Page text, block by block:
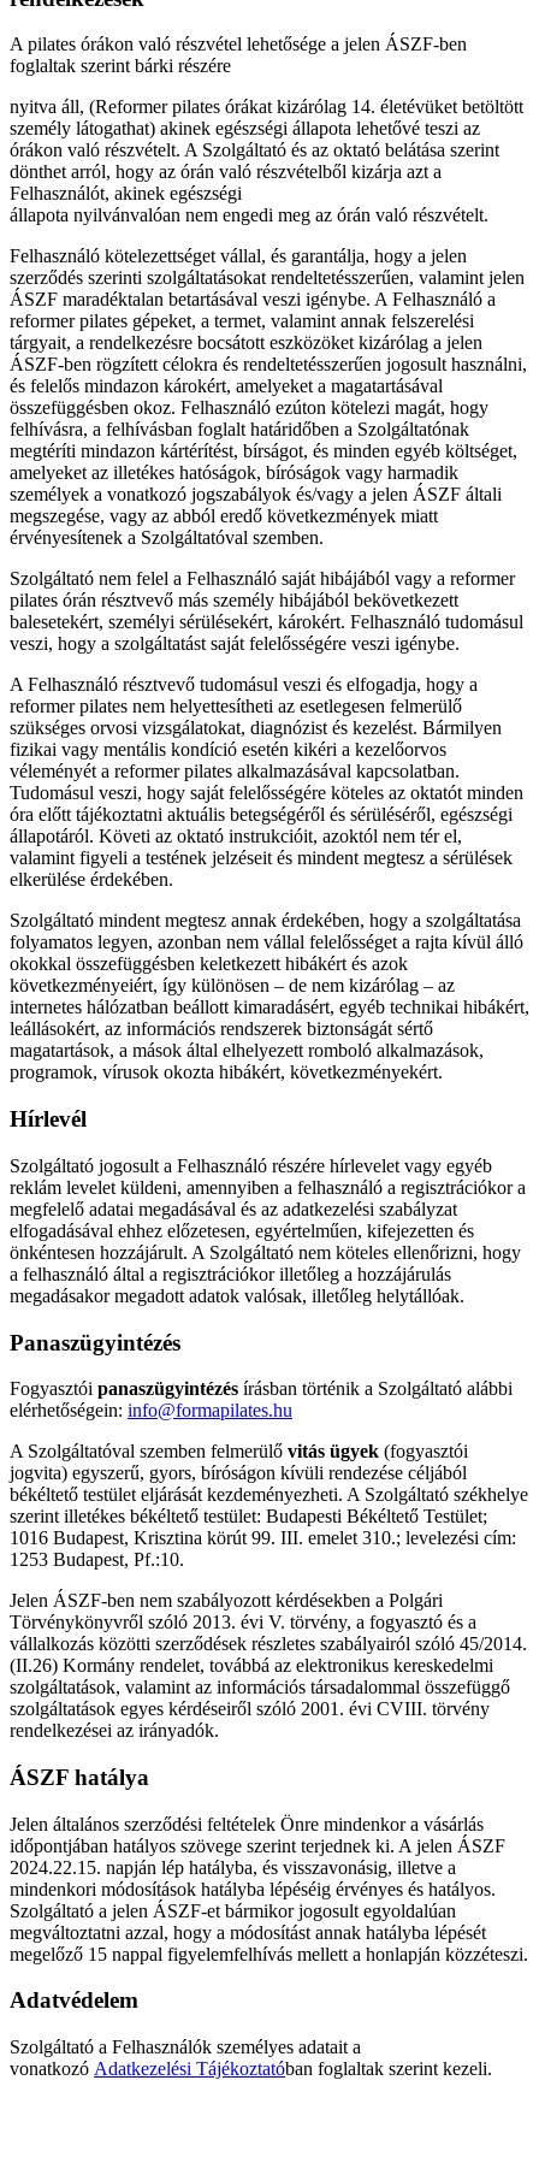
A pilates órákon való részvétel lehetősége a jelen ÁSZF-ben
foglaltak szerint bárki részére
nyitva áll, (Reformer pilates órákat kizárólag 14. életévüket betöltött
személy látogathat) akinek egészségi állapota lehetővé teszi az
órákon való részvételt. A Szolgáltató és az oktató belátása szerint
dönthet arról, hogy az órán való részvételből kizárja azt a
Felhasználót, akinek egészségi
állapota nyilvánvalóan nem engedi meg az órán való részvételt.
Felhasználó kötelezettséget vállal, és garantálja, hogy a jelen
szerződés szerinti szolgáltatásokat rendeltetésszerűen, valamint jelen
ÁSZF maradéktalan betartásával veszi igénybe. A Felhasználó a
reformer pilates gépeket, a termet, valamint annak felszerelési
tárgyait, a rendelkezésre bocsátott eszközöket kizárólag a jelen
ÁSZF-ben rögzített célokra és rendeltetésszerűen jogosult használni,
és felelős mindazon károkért, amelyeket a magatartásával
összefüggésben okoz. Felhasználó ezúton kötelezi magát, hogy
felhívásra, a felhívásban foglalt határidőben a Szolgáltatónak
megtéríti mindazon kártérítést, bírságot, és minden egyéb költséget,
amelyeket az illetékes hatóságok, bíróságok vagy harmadik
személyek a vonatkozó jogszabályok és/vagy a jelen ÁSZF általi
megszegése, vagy az abból eredő következmények miatt
érvényesítenek a Szolgáltatóval szemben.
Szolgáltató nem felel a Felhasználó saját hibájából vagy a reformer
pilates órán résztvevő más személy hibájából bekövetkezett
balesetekért, személyi sérülésekért, károkért. Felhasználó tudomásul
veszi, hogy a szolgáltatást saját felelősségére veszi igénybe.
A Felhasználó résztvevő tudomásul veszi és elfogadja, hogy a
reformer pilates nem helyettesítheti az esetlegesen felmerülő
szükséges orvosi vizsgálatokat, diagnózist és kezelést. Bármilyen
fizikai vagy mentális kondíció esetén kikéri a kezelőorvos
véleményét a reformer pilates alkalmazásával kapcsolatban.
Tudomásul veszi, hogy saját felelősségére köteles az oktatót minden
óra előtt tájékoztatni aktuális betegségéről és sérüléséről, egészségi
állapotáról. Követi az oktató instrukcióit, azoktól nem tér el,
valamint figyeli a testének jelzéseit és mindent megtesz a sérülések
elkerülése érdekében.
Szolgáltató mindent megtesz annak érdekében, hogy a szolgáltatása
folyamatos legyen, azonban nem vállal felelősséget a rajta kívül álló
okokkal összefüggésben keletkezett hibákért és azok
következményeiért, így különösen – de nem kizárólag – az
internetes hálózatban beállott kimaradásért, egyéb technikai hibákért,
leállásokért, az információs rendszerek biztonságát sértő
magatartások, a mások által elhelyezett romboló alkalmazások,
programok, vírusok okozta hibákért, következményekért.
Hírlevél
Szolgáltató jogosult a Felhasználó részére hírlevelet vagy egyéb
reklám levelet küldeni, amennyiben a felhasználó a regisztrációkor a
megfelelő adatai megadásával és az adatkezelési szabályzat
elfogadásával ehhez előzetesen, egyértelműen, kifejezetten és
önkéntesen hozzájárult. A Szolgáltató nem köteles ellenőrizni, hogy
a felhasználó által a regisztrációkor illetőleg a hozzájárulás
megadásakor megadott adatok valósak, illetőleg helytállóak.
Panaszügyintézés
Fogyasztói panaszügyintézés írásban történik a Szolgáltató alábbi
elérhetőségein: info@formapilates.hu
A Szolgáltatóval szemben felmerülő vitás ügyek (fogyasztói
jogvita) egyszerű, gyors, bíróságon kívüli rendezése céljából
békéltető testület eljárását kezdeményezheti. A Szolgáltató székhelye
szerint illetékes békéltető testület: Budapesti Békéltető Testület;
1016 Budapest, Krisztina körút 99. III. emelet 310.; levelezési cím:
1253 Budapest, Pf.:10.
Jelen ÁSZF-ben nem szabályozott kérdésekben a Polgári
Törvénykönyvről szóló 2013. évi V. törvény, a fogyasztó és a
vállalkozás közötti szerződések részletes szabályairól szóló 45/2014.
(II.26) Kormány rendelet, továbbá az elektronikus kereskedelmi
szolgáltatások, valamint az információs társadalommal összefüggő
szolgáltatások egyes kérdéseiről szóló 2001. évi CVIII. törvény
rendelkezései az irányadók.
ÁSZF hatálya
Jelen általános szerződési feltételek Önre mindenkor a vásárlás
időpontjában hatályos szövege szerint terjednek ki. A jelen ÁSZF
2024.22.15. napján lép hatályba, és visszavonásig, illetve a
mindenkori módosítások hatályba lépéséig érvényes és hatályos.
Szolgáltató a jelen ÁSZF-et bármikor jogosult egyoldalúan
megváltoztatni azzal, hogy a módosítást annak hatályba lépését
megelőző 15 nappal figyelemfelhívás mellett a honlapján közzéteszi.
Adatvédelem
Szolgáltató a Felhasználók személyes adatait a
vonatkozó Adatkezelési Tájékoztatóban foglaltak szerint kezeli.